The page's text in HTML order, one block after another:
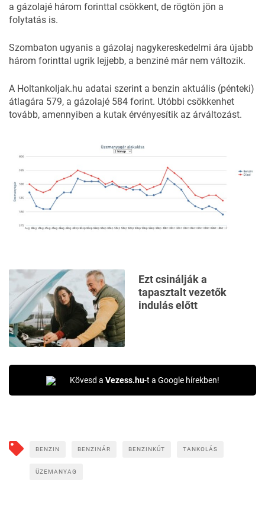
a gázolajé három forinttal csökkent, de rögtön jön a
folytatás is.
Szombaton ugyanis a gázolaj nagykereskedelmi ára újabb
három forinttal ugrik lejjebb, a benziné már nem változik.
A Holtankoljak.hu adatai szerint a benzin aktuális (pénteki)
átlagára 579, a gázolajé 584 forint. Utóbbi csökkenhet
tovább, amennyiben a kutak érvényesítik az árváltozást.
Ezt csinálják a
tapasztalt vezetők
indulás előtt
Kövesd a Vezess.hu-t a Google hírekben!
BENZIN BENZINÁR BENZINKÚT TANKOLÁS
ÜZEMANYAG